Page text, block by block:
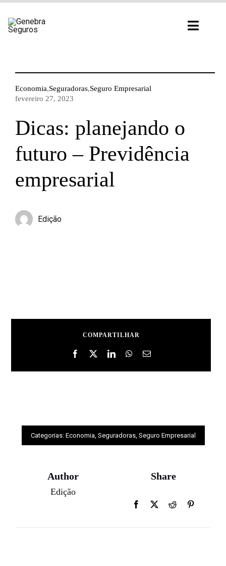
para
Economia,Seguradoras,Seguro Empresarial
fevereiro 27, 2023
Dicas: planejando o
futuro – Previdência
empresarial
Edição
COMPARTILHAR
Categorias: Economia, Seguradoras, Seguro Empresarial
Author
Edição
Share